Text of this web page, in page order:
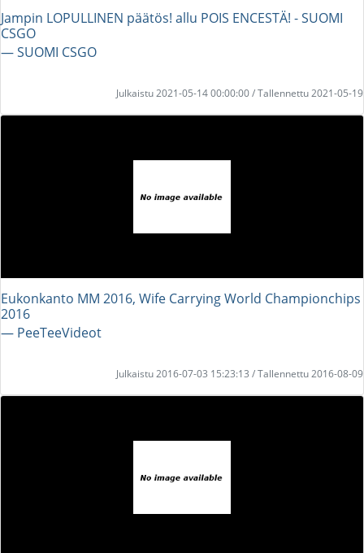
Jampin LOPULLINEN päätös! allu POIS ENCESTÄ! - SUOMI
CSGO
― SUOMI CSGO
Julkaistu 2021-05-14 00:00:00 / Tallennettu 2021-05-19
Eukonkanto MM 2016, Wife Carrying World Championchips
2016
― PeeTeeVideot
Julkaistu 2016-07-03 15:23:13 / Tallennettu 2016-08-09